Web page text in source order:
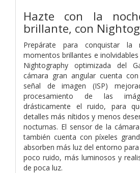
Hazte con la
brillante, con
Prepárate para conquistar la
momentos brillantes e
Nightography optimizada del
cámara gran angular cuenta
señal de imagen (ISP)
procesamiento de las
drásticamente el ruido, para
detalles más nítidos y menos
nocturnas. El sensor de la
también cuenta con píxeles
absorben más luz del entorno
poco ruido, más luminosos y
de poca luz.